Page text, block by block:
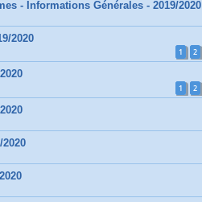
- Informations Générales - 2019/2020
2020
1 2
1 2